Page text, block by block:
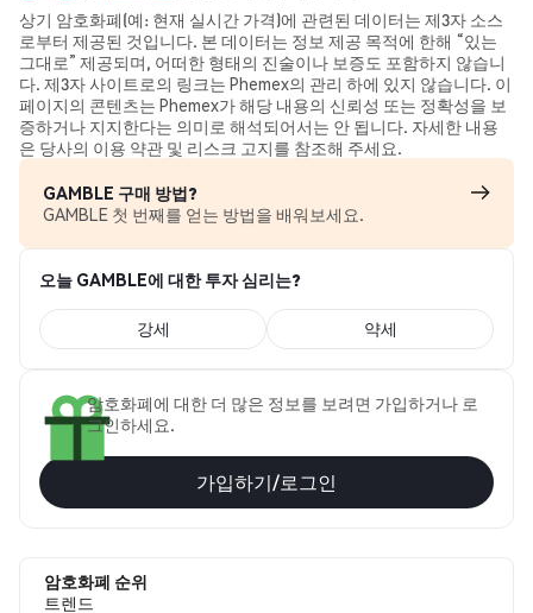
상기 암호화폐(예: 현재 실시간 가격)에 관련된 데이터는 제3자 소스
로부터 제공된 것입니다. 본 데이터는 정보 제공 목적에 한해 “있는
그대로” 제공되며, 어떠한 형태의 진술이나 보증도 포함하지 않습니
다. 제3자 사이트로의 링크는 Phemex의 관리 하에 있지 않습니다. 이
페이지의 콘텐츠는 Phemex가 해당 내용의 신뢰성 또는 정확성을 보
증하거나 지지한다는 의미로 해석되어서는 안 됩니다. 자세한 내용
은 당사의 이용 약관 및 리스크 고지를 참조해 주세요.
GAMBLE 구매 방법?
GAMBLE 첫 번째를 얻는 방법을 배워보세요.
오늘 GAMBLE에 대한 투자 심리는?
강세 약세
암호화폐에 대한 더 많은 정보를 보려면 가입하거나 로
그인하세요.
가입하기/로그인
암호화폐 순위
트렌드